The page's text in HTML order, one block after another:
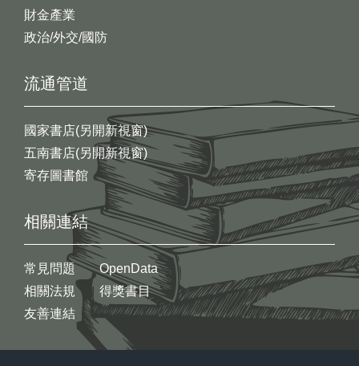
財金產業
政治/外交/國防
流通管道
國家書店(另開新視窗)
五南書店(另開新視窗)
寄存圖書館
相關連結
常見問題
相關法規
友善連結
OpenData
得獎書目